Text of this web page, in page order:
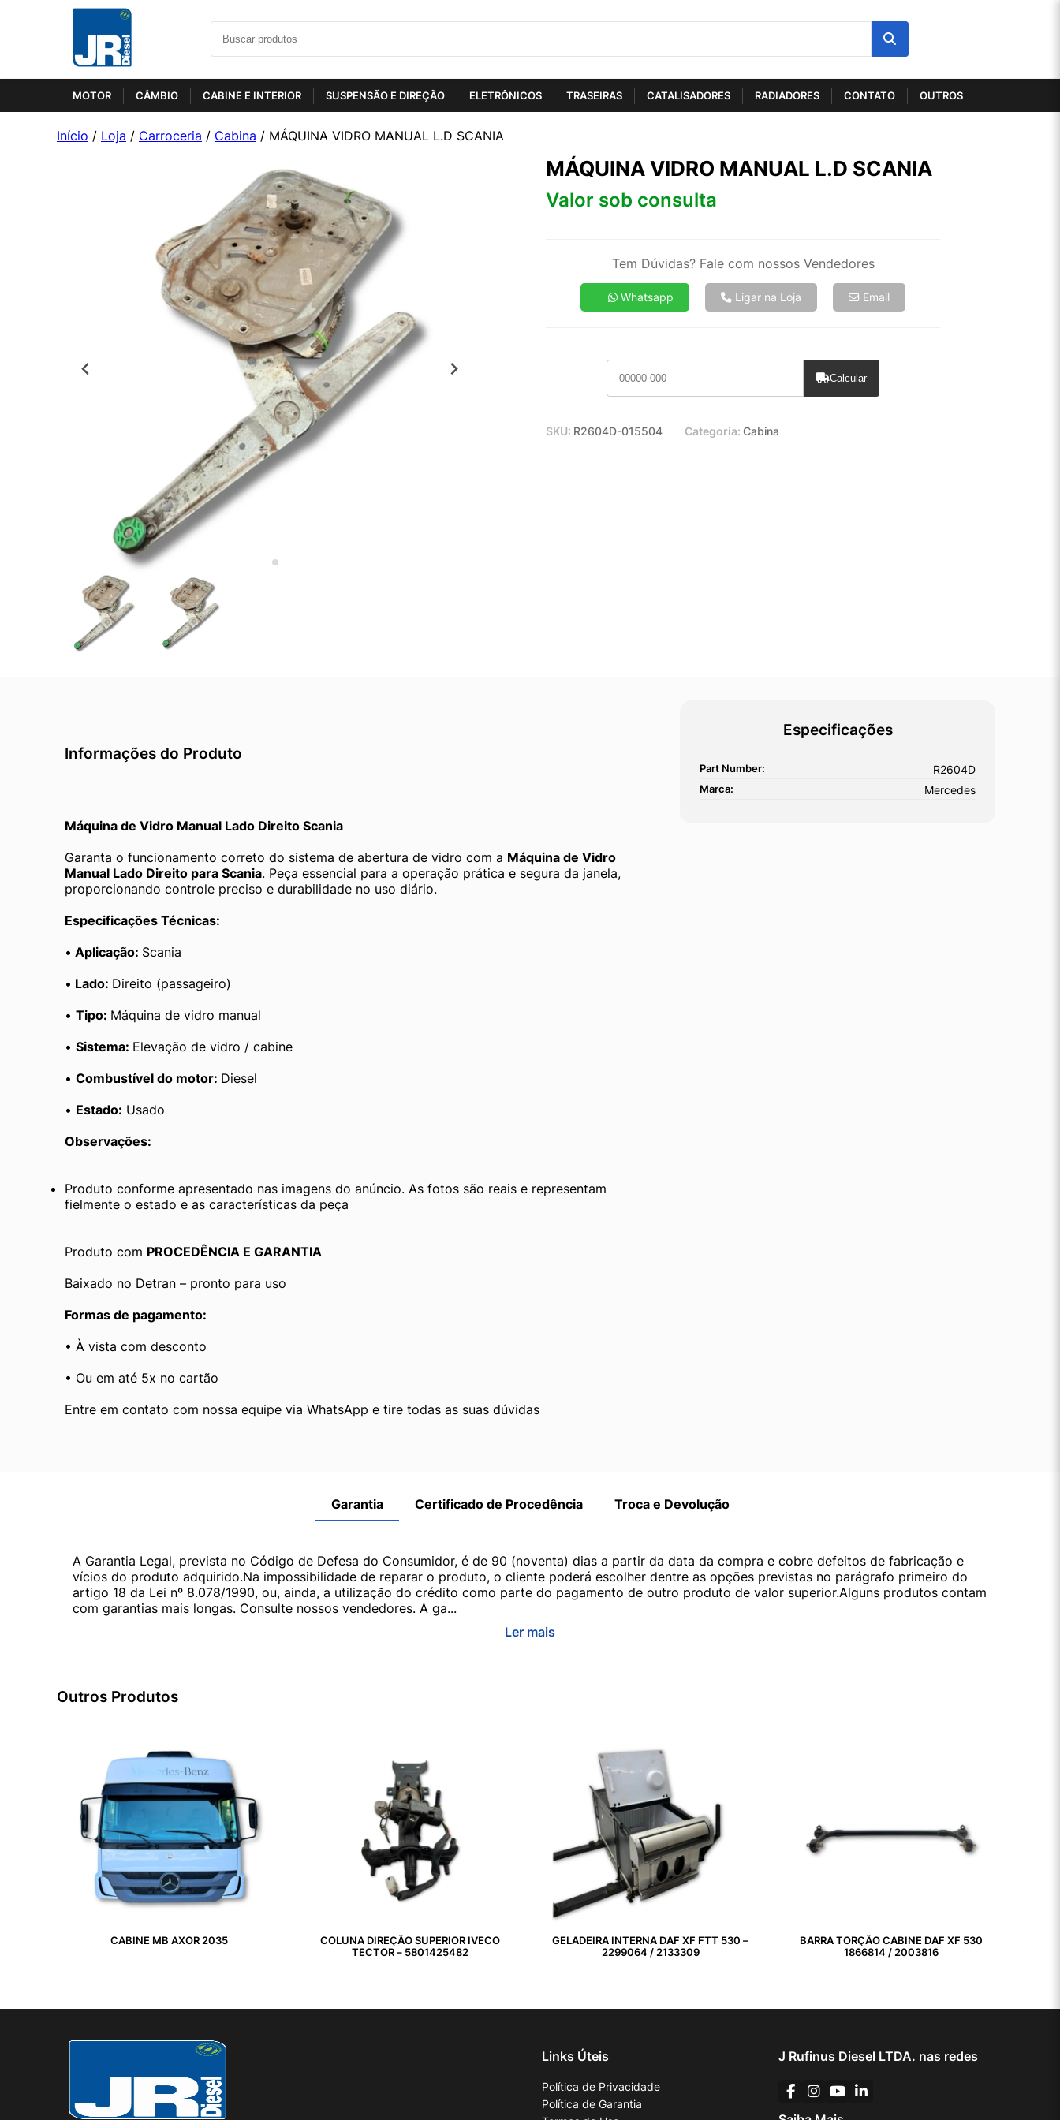
MOTOR CÂMBIO CABINE E INTERIOR SUSPENSÃO E DIREÇÃO ELETRÔNICOS TRASEIRAS CATALISADORES RADIADORES CONTATO OUTROS
Início / Loja / Carroceria / Cabina / MÁQUINA VIDRO MANUAL L.D SCANIA
MÁQUINA VIDRO MANUAL L.D SCANIA
Valor sob consulta
Tem Dúvidas? Fale com nossos Vendedores
Whatsapp Ligar na Loja Email
Calcular
SKU: R2604D-015504 Categoria: Cabina
Informações do Produto
Máquina de Vidro Manual Lado Direito Scania
Garanta o funcionamento correto do sistema de abertura de vidro com a Máquina de Vidro
Manual Lado Direito para Scania. Peça essencial para a operação prática e segura da janela,
proporcionando controle preciso e durabilidade no uso diário.
Especificações Técnicas:
• Aplicação: Scania
• Lado: Direito (passageiro)
• Tipo: Máquina de vidro manual
• Sistema: Elevação de vidro / cabine
• Combustível do motor: Diesel
• Estado: Usado
Observações:
Produto conforme apresentado nas imagens do anúncio. As fotos são reais e representam
fielmente o estado e as características da peça
Produto com PROCEDÊNCIA E GARANTIA
Baixado no Detran – pronto para uso
Formas de pagamento:
• À vista com desconto
• Ou em até 5x no cartão
Entre em contato com nossa equipe via WhatsApp e tire todas as suas dúvidas
Especificações
Part Number: R2604D
Marca: Mercedes
Garantia Certificado de Procedência Troca e Devolução
A Garantia Legal, prevista no Código de Defesa do Consumidor, é de 90 (noventa) dias a partir da data da compra e cobre defeitos de fabricação e
vícios do produto adquirido.Na impossibilidade de reparar o produto, o cliente poderá escolher dentre as opções previstas no parágrafo primeiro do
artigo 18 da Lei nº 8.078/1990, ou, ainda, a utilização do crédito como parte do pagamento de outro produto de valor superior.Alguns produtos contam
com garantias mais longas. Consulte nossos vendedores. A ga...
Ler mais
Outros Produtos
CABINE MB AXOR 2035
COLUNA DIREÇÃO SUPERIOR IVECO
TECTOR – 5801425482
GELADEIRA INTERNA DAF XF FTT 530 –
2299064 / 2133309
BARRA TORÇÃO CABINE DAF XF 530
1866814 / 2003816
Links Úteis
Política de Privacidade
Política de Garantia
J Rufinus Diesel LTDA. nas redes